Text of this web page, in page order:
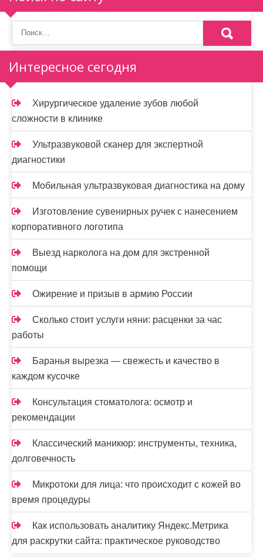
Интересное сегодня
Хирургическое удаление зубов любой
сложности в клинике
Ультразвуковой сканер для экспертной
диагностики
Мобильная ультразвуковая диагностика на дому
Изготовление сувенирных ручек с нанесением
корпоративного логотипа
Выезд нарколога на дом для экстренной
помощи
Ожирение и призыв в армию России
Сколько стоит услуги няни: расценки за час
работы
Баранья вырезка — свежесть и качество в
каждом кусочке
Консультация стоматолога: осмотр и
рекомендации
Классический маникюр: инструменты, техника,
долговечность
Микротоки для лица: что происходит с кожей во
время процедуры
Как использовать аналитику Яндекс.Метрика
для раскрутки сайта: практическое руководство